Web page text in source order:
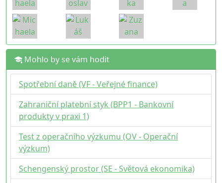
Mohlo by se vám hodit
Spotřební daně (VF - Veřejné finance)
Zahraniční platební styk (BPP1 - Bankovní
produkty v praxi 1)
Test z operačního výzkumu (OV - Operační
výzkum)
Schengenský prostor (SE - Světová ekonomika)